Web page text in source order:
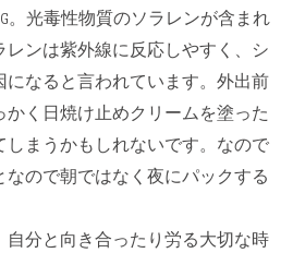
光毒性物質のソラレンが含まれ
ンは紫外線に反応しやすく、 シ
なると言われています。 外出前
かく日焼け止めクリームを塗った
しまうかもしれないです。なので
ので朝ではなく夜にパックする
分と向き合ったり労る大切な時